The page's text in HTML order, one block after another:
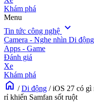
Khám phá
Menu
Tin tức công nghệ expand_more
Camera - Nghe nhìn Di động
Apps - Game
Đánh giá
Xe
Khám phá
home / Di động / iOS 27 có gì
rỉ khiến Samfan sốt ruột